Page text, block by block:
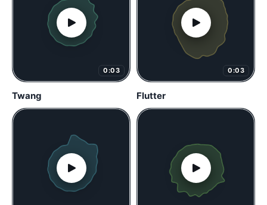
0:03
Twang
0:03
Flutter